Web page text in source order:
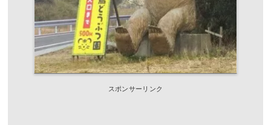
スポンサーリンク